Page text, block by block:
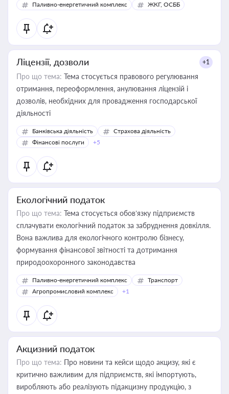
Паливно-енергетичний комплекс ЖКГ, ОСББ
Ліцензії, дозволи +1
Про що тема: Тема стосується правового регулювання
отримання, переоформлення, анулювання ліцензій і
дозволів, необхідних для провадження господарської
діяльності
Банківська діяльність
Страхова діяльність
Фінансові послуги
+5
Екологічний податок
Про що тема: Тема стосується обов’язку підприємств
сплачувати екологічний податок за забруднення довкілля.
Вона важлива для екологічного контролю бізнесу,
формування фінансової звітності та дотримання
природоохоронного законодавства
Паливно-енергетичний комплекс
Транспорт
Агропромисловий комплекс
+1
Акцизний податок
Про що тема: Про новини та кейси щодо акцизу, які є
критично важливим для підприємств, які імпортують,
виробляють або реалізують підакцизну продукцію, з